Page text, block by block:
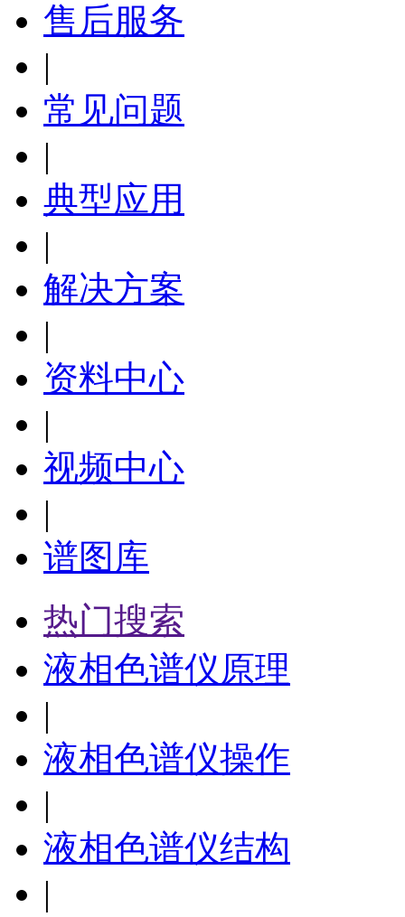
售后服务
|
常见问题
|
典型应用
|
解决方案
|
资料中心
|
视频中心
|
谱图库
热门搜索
液相色谱仪原理
|
液相色谱仪操作
|
液相色谱仪结构
|